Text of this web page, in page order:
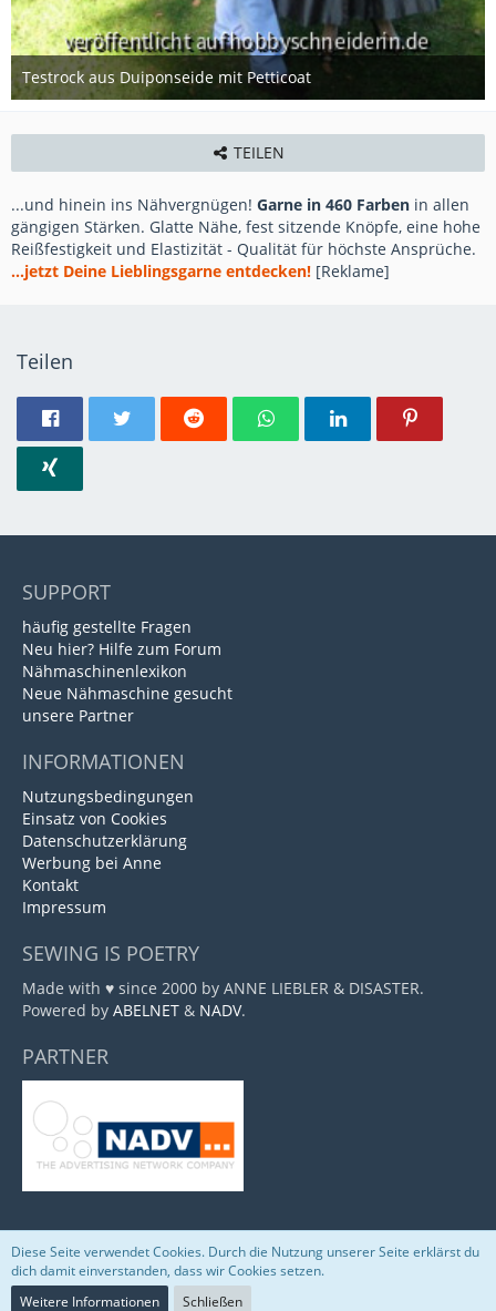
Testrock aus Duiponseide mit Petticoat
19. Juli 2013
TEILEN
...und hinein ins Nähvergnügen! Garne in 460 Farben in allen
gängigen Stärken. Glatte Nähe, fest sitzende Knöpfe, eine hohe
Reißfestigkeit und Elastizität - Qualität für höchste Ansprüche.
...jetzt Deine Lieblingsgarne entdecken! [Reklame]
Teilen
SUPPORT
häufig gestellte Fragen
Neu hier? Hilfe zum Forum
Nähmaschinenlexikon
Neue Nähmaschine gesucht
unsere Partner
INFORMATIONEN
Nutzungsbedingungen
Einsatz von Cookies
Datenschutzerklärung
Werbung bei Anne
Kontakt
Impressum
SEWING IS POETRY
Made with ♥ since 2000 by ANNE LIEBLER & DISASTER.
Powered by ABELNET & NADV.
PARTNER
Community-Software:WoltLab Suite™
Diese Seite verwendet Cookies. Durch die Nutzung unserer Seite erklärst du
dich damit einverstanden, dass wir Cookies setzen.
Weitere Informationen
Schließen